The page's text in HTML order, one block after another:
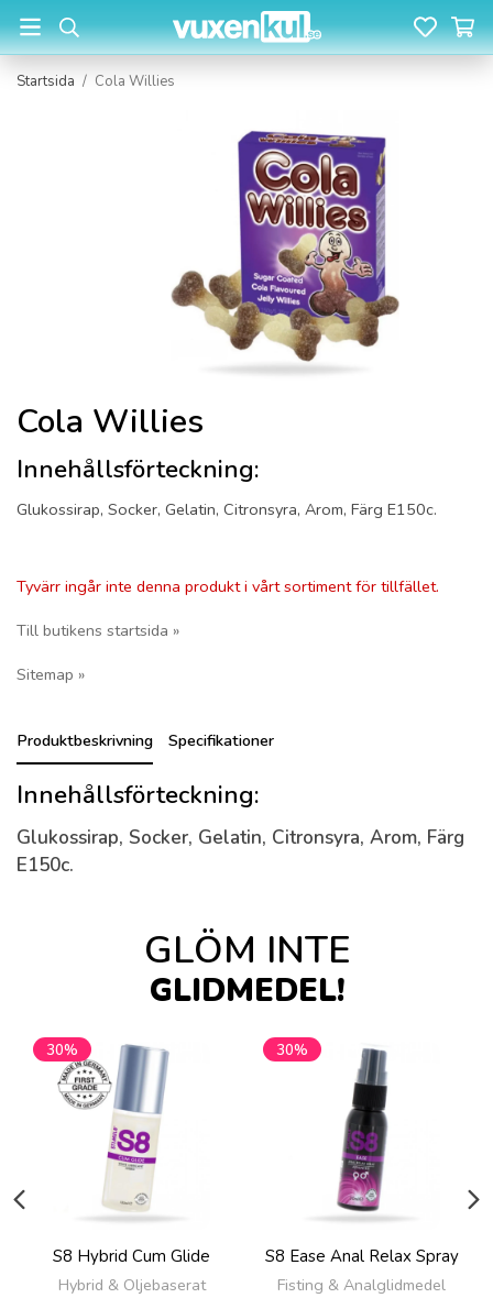
Startsida / Cola Willies
Cola Willies
Innehållsförteckning:
Glukossirap, Socker, Gelatin, Citronsyra, Arom, Färg E150c.
Tyvärr ingår inte denna produkt i vårt sortiment för tillfället.
Till butikens startsida »
Sitemap »
Produktbeskrivning Specifikationer
Innehållsförteckning:
Glukossirap, Socker, Gelatin, Citronsyra, Arom, Färg
E150c.
GLÖM INTE
GLIDMEDEL!
30%
S8 Hybrid Cum Glide
Hybrid & Oljebaserat
30%
S8 Ease Anal Relax Spray
Fisting & Analglidmedel